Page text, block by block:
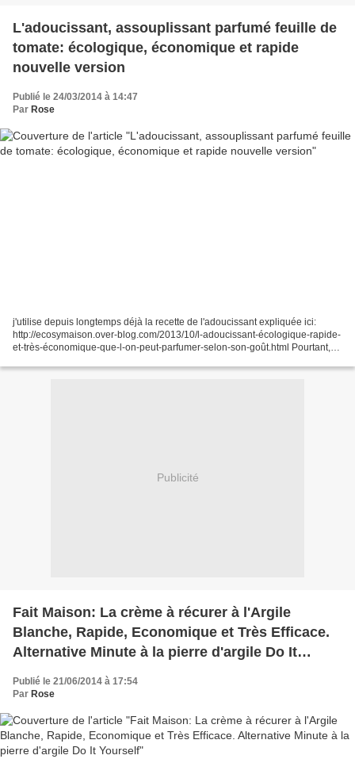
L'adoucissant, assouplissant parfumé feuille de
tomate: écologique, économique et rapide
nouvelle version
Publié le 24/03/2014 à 14:47
Par Rose
j'utilise depuis longtemps déjà la recette de l'adoucissant expliquée ici:
http://ecosymaison.over-blog.com/2013/10/l-adoucissant-écologique-rapide-
et-très-économique-que-l-on-peut-parfumer-selon-son-goût.html Pourtant,
Publicité
Fait Maison: La crème à récurer à l'Argile
Blanche, Rapide, Economique et Très Efficace.
Alternative Minute à la pierre d'argile Do It
Publié le 21/06/2014 à 17:54
Par Rose